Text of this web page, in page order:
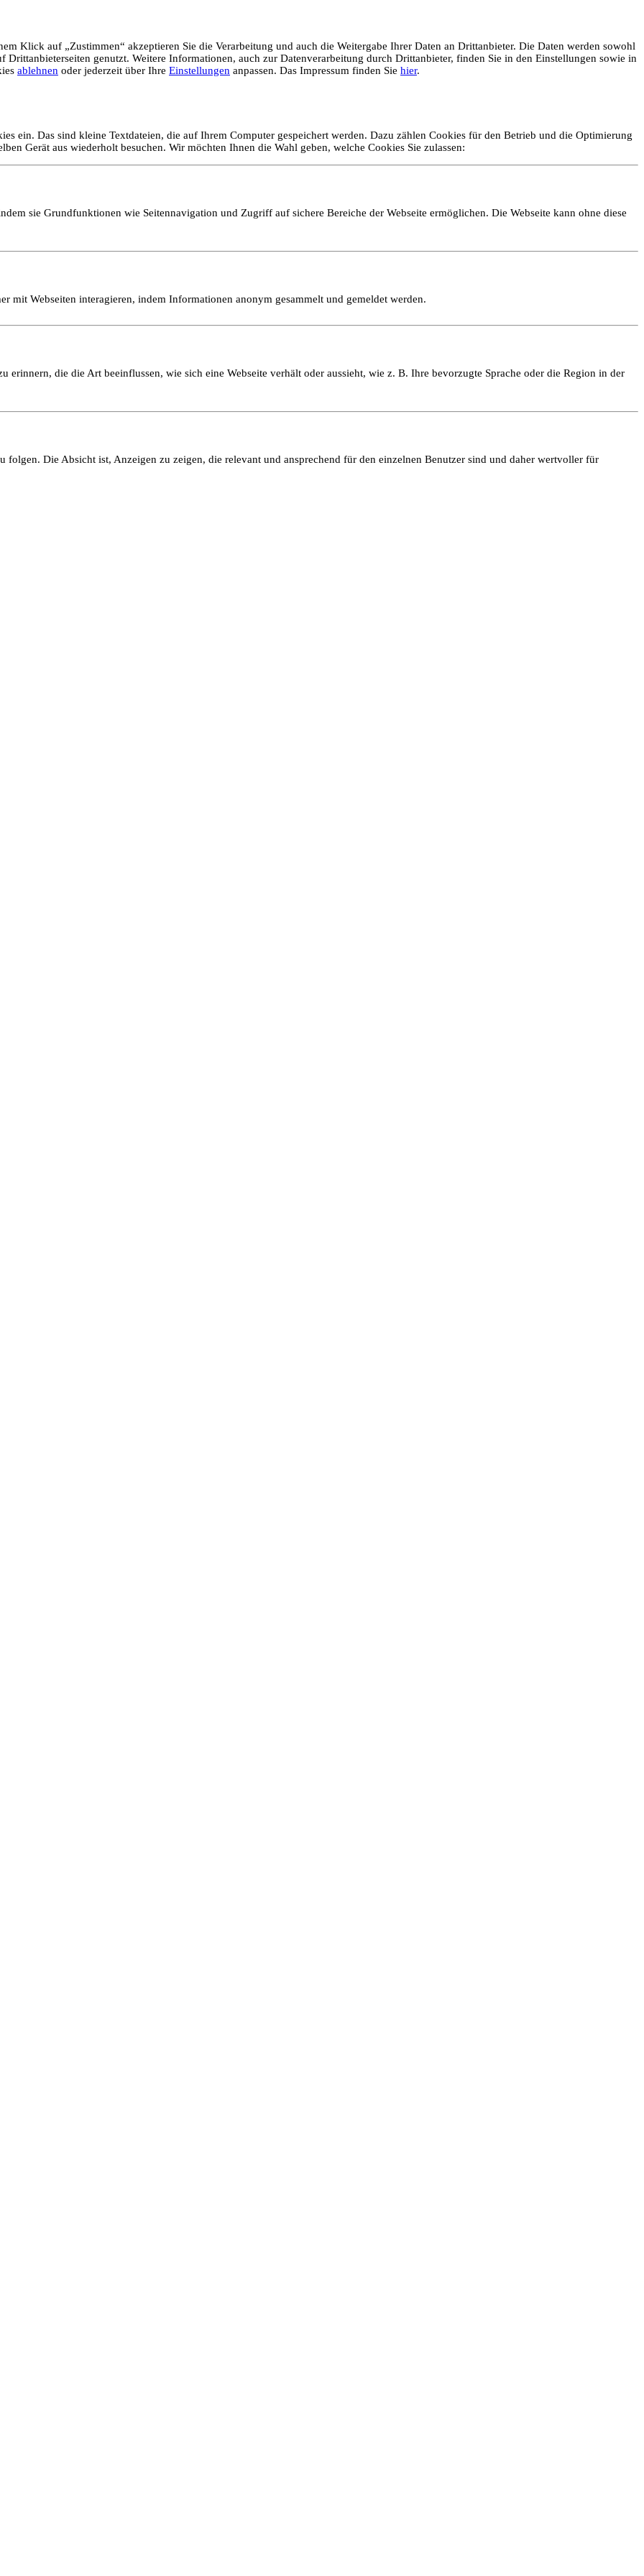
Klick auf „Zustimmen“ akzeptieren Sie die Verarbeitung und auch die Weitergabe Ihrer Daten an Drittanbieter. Die Daten werden sowohl
genutzt. Weitere Informationen, auch zur Datenverarbeitung durch Drittanbieter, finden Sie in den Einstellungen sowie in
ablehnen oder jederzeit über Ihre Einstellungen anpassen. Das Impressum finden Sie hier.
ein. Das sind kleine Textdateien, die auf Ihrem Computer gespeichert werden. Dazu zählen Cookies für den Betrieb und die Optimierung
Gerät aus wiederholt besuchen. Wir möchten Ihnen die Wahl geben, welche Cookies Sie zulassen:
sie Grundfunktionen wie Seitennavigation und Zugriff auf sichere Bereiche der Webseite ermöglichen. Die Webseite kann ohne diese
mit Webseiten interagieren, indem Informationen anonym gesammelt und gemeldet werden.
erinnern, die die Art beeinflussen, wie sich eine Webseite verhält oder aussieht, wie z. B. Ihre bevorzugte Sprache oder die Region in der
folgen. Die Absicht ist, Anzeigen zu zeigen, die relevant und ansprechend für den einzelnen Benutzer sind und daher wertvoller für